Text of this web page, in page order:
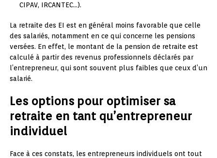
CIPAV, IRCANTEC…).
La retraite des EI est en général moins favorable que celle
des salariés, notamment en ce qui concerne les pensions
versées. En effet, le montant de la pension de retraite est
calculé à partir des revenus professionnels déclarés par
l’entrepreneur, qui sont souvent plus faibles que ceux d’un
salarié.
Les options pour optimiser sa
retraite en tant qu’entrepreneur
individuel
Face à ces constats, les entrepreneurs individuels ont tout